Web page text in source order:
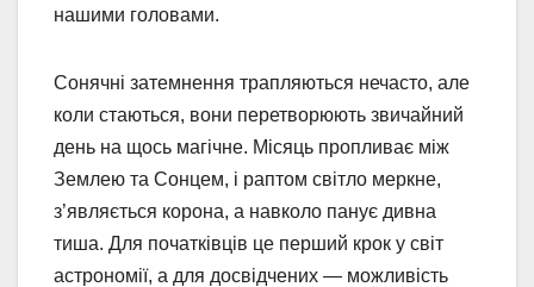
нашими головами.
Сонячні затемнення трапляються нечасто, але
коли стаються, вони перетворюють звичайний
день на щось магічне. Місяць пропливає між
Землею та Сонцем, і раптом світло меркне,
з’являється корона, а навколо панує дивна
тиша. Для початківців це перший крок у світ
астрономії, а для досвідчених — можливість